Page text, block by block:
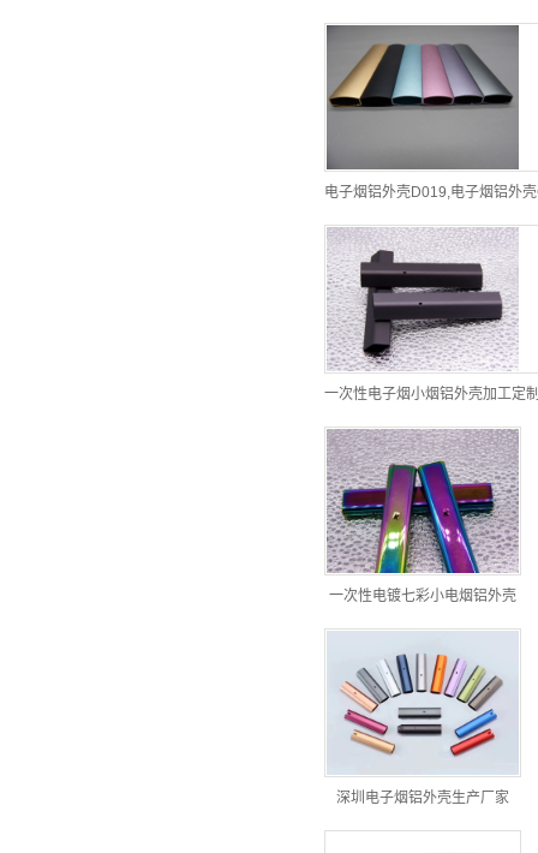
电子烟铝外壳D019,电子烟铝外
一次性电子烟小烟铝外壳加工定
一次性电镀七彩小电烟铝外壳
深圳电子烟铝外壳生产厂家